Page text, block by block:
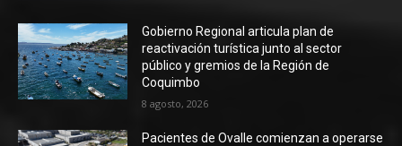
Gobierno Regional articula plan de
reactivación turística junto al sector
público y gremios de la Región de
Coquimbo
8 agosto, 2026
Pacientes de Ovalle comienzan a operarse